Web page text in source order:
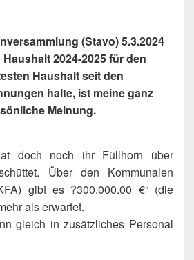
(Stavo) 5.3.2024
2024-2025 für den
Haushalt seit den
halte, ist meine ganz
Meinung.
doch noch ihr Füllhorn über
Über den Kommunalen
gibt es ?300.000.00 €“ (die
als erwartet.
gleich in zusätzliches Personal